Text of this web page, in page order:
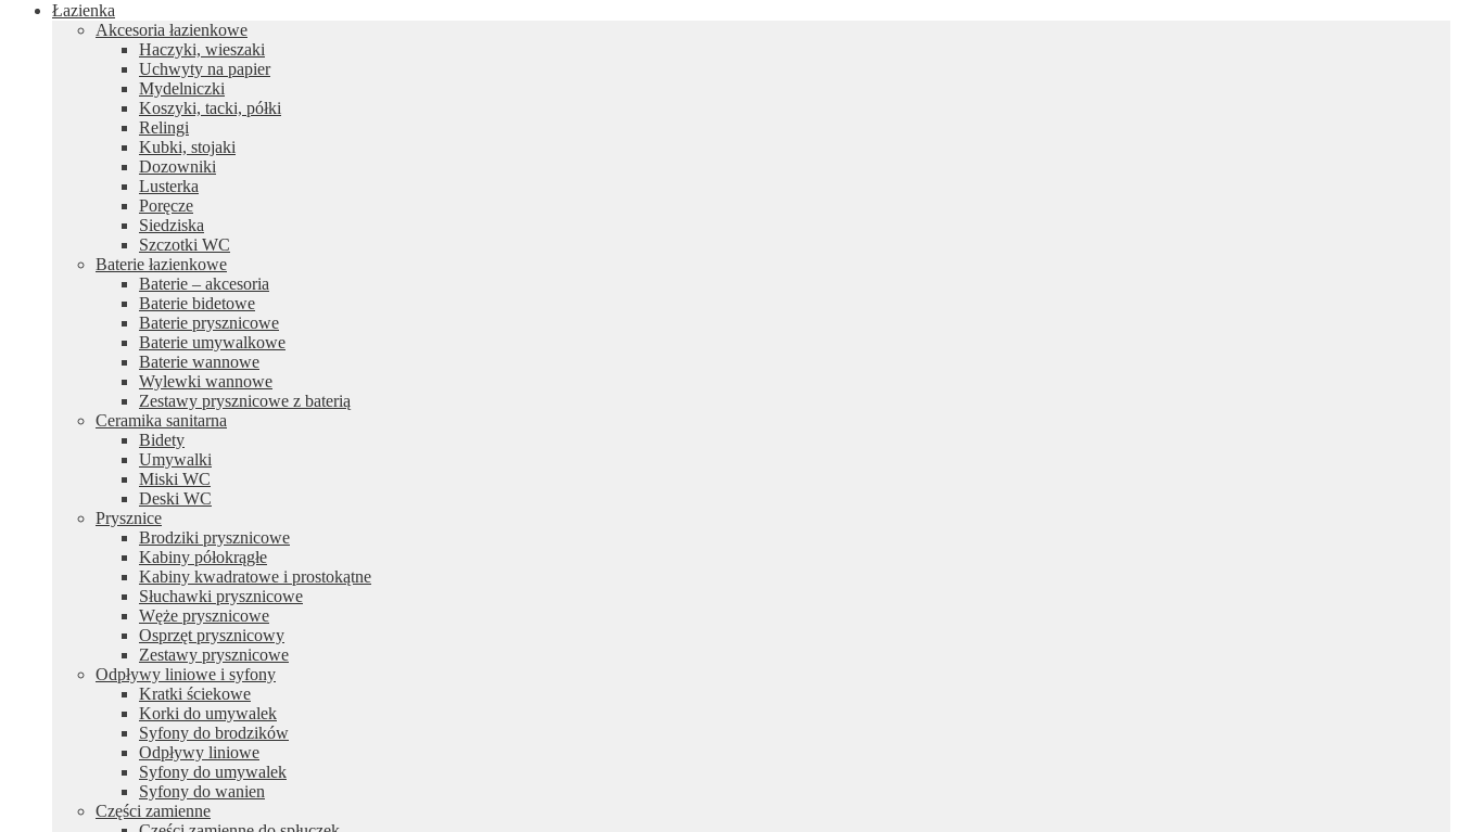
Łazienka
Akcesoria łazienkowe
Haczyki, wieszaki
Uchwyty na papier
Mydelniczki
Koszyki, tacki, półki
Relingi
Kubki, stojaki
Dozowniki
Lusterka
Poręcze
Siedziska
Szczotki WC
Baterie łazienkowe
Baterie – akcesoria
Baterie bidetowe
Baterie prysznicowe
Baterie umywalkowe
Baterie wannowe
Wylewki wannowe
Zestawy prysznicowe z baterią
Ceramika sanitarna
Bidety
Umywalki
Miski WC
Deski WC
Prysznice
Brodziki prysznicowe
Kabiny półokrągłe
Kabiny kwadratowe i prostokątne
Słuchawki prysznicowe
Węże prysznicowe
Osprzęt prysznicowy
Zestawy prysznicowe
Odpływy liniowe i syfony
Kratki ściekowe
Korki do umywalek
Syfony do brodzików
Odpływy liniowe
Syfony do umywalek
Syfony do wanien
Części zamienne